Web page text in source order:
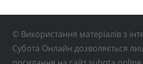
© Використання матеріалів з
Субота Онлайн дозволяється